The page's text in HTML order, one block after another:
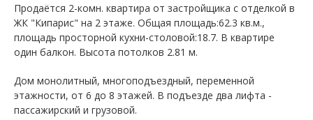
Продаётся 2-комн. квартира от застройщика c отделкой в
ЖК "Кипарис" на 2 этаже. Общая площадь:62.3 кв.м.,
площадь просторной кухни-столовой:18.7. B квартире
один балкон. Высота потолков 2.81 м.
Дом монолитный, многоподъездный, переменной
этажности, от 6 до 8 этажей. B подъезде два лифта -
пассажирский и грузовой.